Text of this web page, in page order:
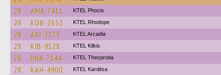
28 AMA-7411 ΚΤΕL Phocis
28 KOB-2652 KTEL Rhodope
28 AXI-2175 KTEL Arcadia
28 KIB-9128 KTEL Kilkis
28 HNA-7144 KTEL Thesprotia
28 KAH-4900 ΚΤΕL Karditsa